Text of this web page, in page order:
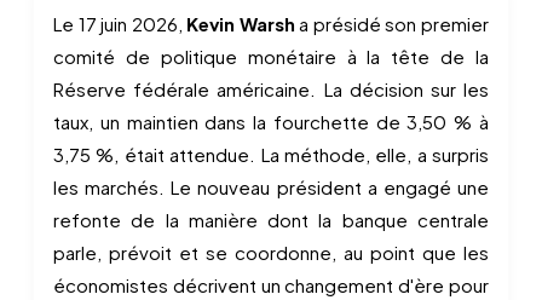
Le 17 juin 2026, Kevin Warsh a présidé son premier
comité de politique monétaire à la tête de la
Réserve fédérale américaine. La décision sur les
taux, un maintien dans la fourchette de 3,50 % à
3,75 %, était attendue. La méthode, elle, a surpris
les marchés. Le nouveau président a engagé une
refonte de la manière dont la banque centrale
parle, prévoit et se coordonne, au point que les
économistes décrivent un changement d'ère pour